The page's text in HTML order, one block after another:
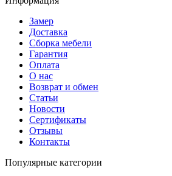
Замер
Доставка
Сборка мебели
Гарантия
Оплата
О нас
Возврат и обмен
Статьи
Новости
Сертификаты
Отзывы
Контакты
Популярные категории